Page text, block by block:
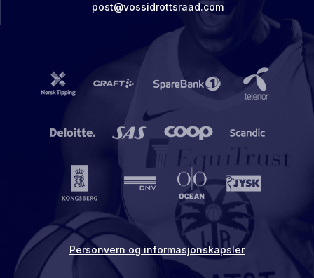
post@vossidrottsraad.com
Personvern og informasjonskapsler